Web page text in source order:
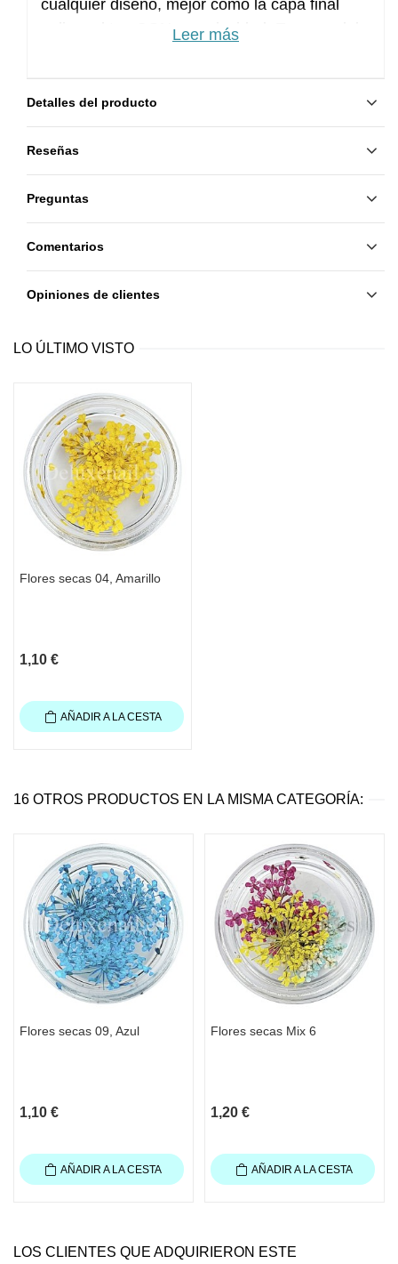
cualquier diseño, mejor como la capa final
aplicar el top CON pegajosidad. En caso del
Rubber Base. Y después con el Rubber Top
con pegajosidad.
Leer más
Detalles del producto
Reseñas
Preguntas
Comentarios
Opiniones de clientes
LO ÚLTIMO VISTO
Flores secas 04, Amarillo
1,10 €
AÑADIR A LA CESTA
16 OTROS PRODUCTOS EN LA MISMA CATEGORÍA:
Flores secas 09, Azul
1,10 €
AÑADIR A LA CESTA
Flores secas Mix 6
1,20 €
AÑADIR A LA CESTA
LOS CLIENTES QUE ADQUIRIERON ESTE